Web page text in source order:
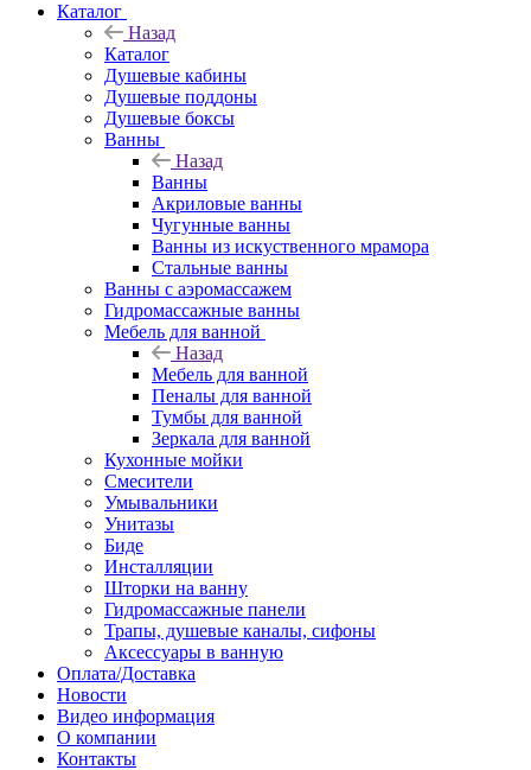
Каталог
Назад
Каталог
Душевые кабины
Душевые поддоны
Душевые боксы
Ванны
Назад
Ванны
Акриловые ванны
Чугунные ванны
Ванны из искуственного мрамора
Стальные ванны
Ванны с аэромассажем
Гидромассажные ванны
Мебель для ванной
Назад
Мебель для ванной
Пеналы для ванной
Тумбы для ванной
Зеркала для ванной
Кухонные мойки
Смесители
Умывальники
Унитазы
Биде
Инсталляции
Шторки на ванну
Гидромассажные панели
Трапы, душевые каналы, сифоны
Аксессуары в ванную
Оплата/Доставка
Новости
Видео информация
О компании
Контакты